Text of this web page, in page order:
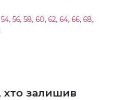
54, 56, 58, 60, 62, 64, 66, 68,
залишив